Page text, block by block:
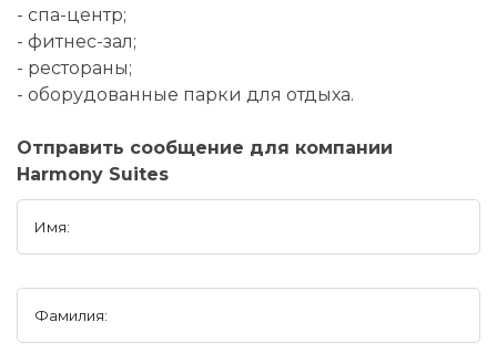
- спа-центр;
- фитнес-зал;
- рестораны;
- оборудованные парки для отдыха.
Отправить сообщение для компании
Harmony Suites
Имя:
Фамилия: